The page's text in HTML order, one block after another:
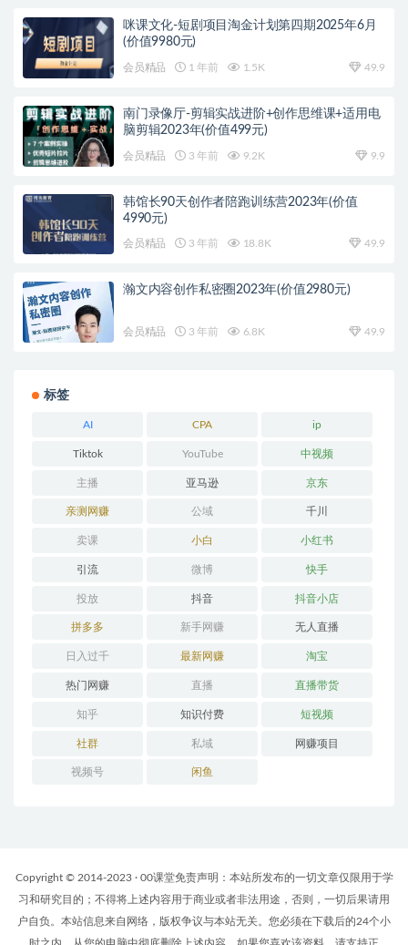
咪课文化-短剧项目淘金计划第四期2025年6月
(价值9980元)
会员精品 1 年前 1.5K 49.9
南门录像厅-剪辑实战进阶+创作思维课+适用电
脑剪辑2023年(价值499元)
会员精品 3 年前 9.2K 9.9
韩馆长90天创作者陪跑训练营2023年(价值
4990元)
会员精品 3 年前 18.8K 49.9
瀚文内容创作私密圈2023年(价值2980元)
会员精品 3 年前 6.8K 49.9
标签
AI CPA ip
Tiktok YouTube 中视频
主播 亚马逊 京东
亲测网赚 公域 千川
卖课 小白 小红书
引流 微博 快手
投放 抖音 抖音小店
拼多多 新手网赚 无人直播
日入过千 最新网赚 淘宝
热门网赚 直播 直播带货
知乎 知识付费 短视频
社群 私域 网赚项目
视频号 闲鱼
Copyright © 2014-2023 · 00课堂免责声明：本站所发布的一切文章仅限用于学
习和研究目的；不得将上述内容用于商业或者非法用途，否则，一切后果请用
户自负。本站信息来自网络，版权争议与本站无关。您必须在下载后的24个小